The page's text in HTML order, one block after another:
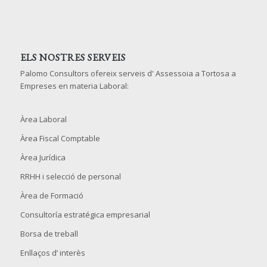
ELS NOSTRES SERVEIS
Palomo Consultors ofereix serveis d' Assessoia a Tortosa a
Empreses en materia Laboral:
Àrea Laboral
Àrea Fiscal Comptable
Àrea Jurídica
RRHH i selecció de personal
Àrea de Formació
Consultoría estratégica empresarial
Borsa de treball
Enllaços d’ interès